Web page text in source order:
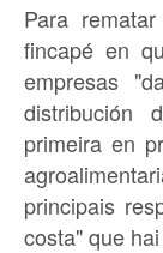
Para
fincapé en
empresas
distribución
primeira en
principais
costa" que